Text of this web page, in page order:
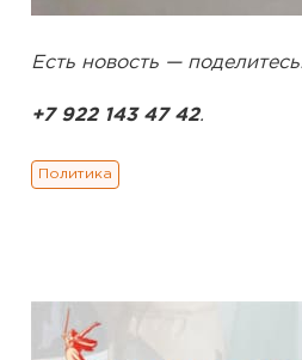
Есть новость —
+7 922 143 47 42.
Политика